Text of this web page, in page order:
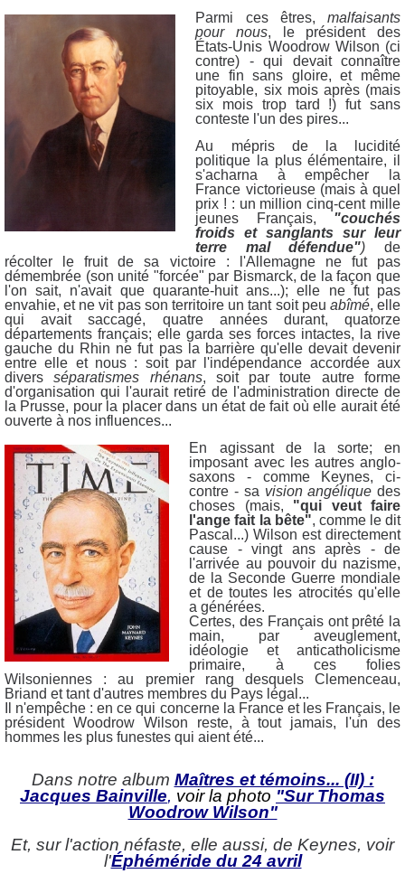
Parmi ces êtres, malfaisants
pour nous, le président des
États-Unis Woodrow Wilson (ci
contre) - qui devait connaître
une fin sans gloire, et même
pitoyable, six mois après (mais
six mois trop tard !) fut sans
conteste l'un des pires...
Au mépris de la lucidité
politique la plus élémentaire, il
s'acharna à empêcher la
France victorieuse (mais à quel
prix ! : un million cinq-cent mille
jeunes Français, "couchés
froids et sanglants sur leur
terre mal défendue")de
récolter le fruit de sa victoire : l'Allemagne ne fut pas
démembrée (son unité "forcée" par Bismarck, de la façon que
l'on sait, n'avait que quarante-huit ans...); elle ne fut pas
envahie, et ne vit pas son territoire un tant soit peu abîmé, elle
qui avait saccagé, quatre années durant, quatorze
départements français; elle garda ses forces intactes, la rive
gauche du Rhin ne fut pas la barrière qu'elle devait devenir
entre elle et nous : soit par l'indépendance accordée aux
diversséparatismes rhénans, soit par toute autre forme
d'organisation qui l'aurait retiré de l'administration directe de
la Prusse, pour la placer dans un état de fait où elle aurait été
ouverte à nos influences...
En agissant de la sorte; en
imposant avec les autres anglo-
saxons - comme Keynes, ci-
contre - sa vision angélique des
choses (mais, "qui veut faire
l'ange fait la bête", comme le dit
Pascal...) Wilson est directement
cause - vingt ans après - de
l'arrivée au pouvoir du nazisme,
de la Seconde Guerre mondiale
et de toutes les atrocités qu'elle
a générées.
Certes, des Français ont prêté la
main, par aveuglement,
idéologie et anticatholicisme
primaire, à ces folies
Wilsoniennes : au premier rang desquels Clemenceau,
Briand et tant d'autres membres du Pays légal...
Il n'empêche : en ce qui concerne la France et les Français, le
président Woodrow Wilson reste, à tout jamais, l'un des
hommes les plus funestes qui aient été...
Dans notre album Maîtres et témoins... (II) :
Jacques Bainville, voir la photo "Sur Thomas
Woodrow Wilson"
Et, sur l'action néfaste, elle aussi, de Keynes, voir
l'Éphéméride du 24 avril